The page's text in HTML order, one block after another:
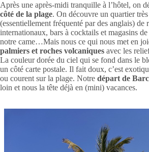
Après une après-midi tranquille à l’hôtel, on
côté de la plage. On découvre un quartier
(essentiellement fréquenté par des anglais) de
internationaux, bars à cocktails et magasins
notre came…Mais nous ce qui nous met en
palmiers et roches volcaniques avec les
La couleur dorée du ciel qui se fond dans le
un côté carte postale. Il fait doux, c’est
ou courent sur la plage. Notre départ de
loin et nous la tête déjà en (mini) vacances.